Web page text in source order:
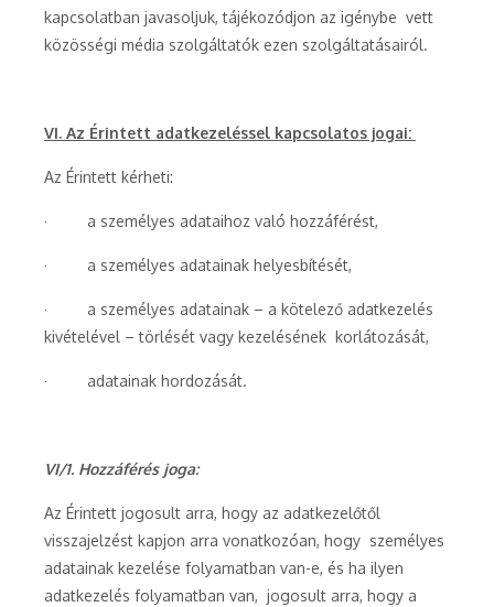
kapcsolatban javasoljuk, tájékozódjon az igénybe vett
közösségi média szolgáltatók ezen szolgáltatásairól.
VI. Az Érintett adatkezeléssel kapcsolatos jogai:
Az Érintett kérheti:
· a személyes adataihoz való hozzáférést,
· a személyes adatainak helyesbítését,
· a személyes adatainak – a kötelező adatkezelés
kivételével – törlését vagy kezelésének korlátozását,
· adatainak hordozását.
VI/1. Hozzáférés joga:
Az Érintett jogosult arra, hogy az adatkezelőtől
visszajelzést kapjon arra vonatkozóan, hogy személyes
adatainak kezelése folyamatban van-e, és ha ilyen
adatkezelés folyamatban van, jogosult arra, hogy a